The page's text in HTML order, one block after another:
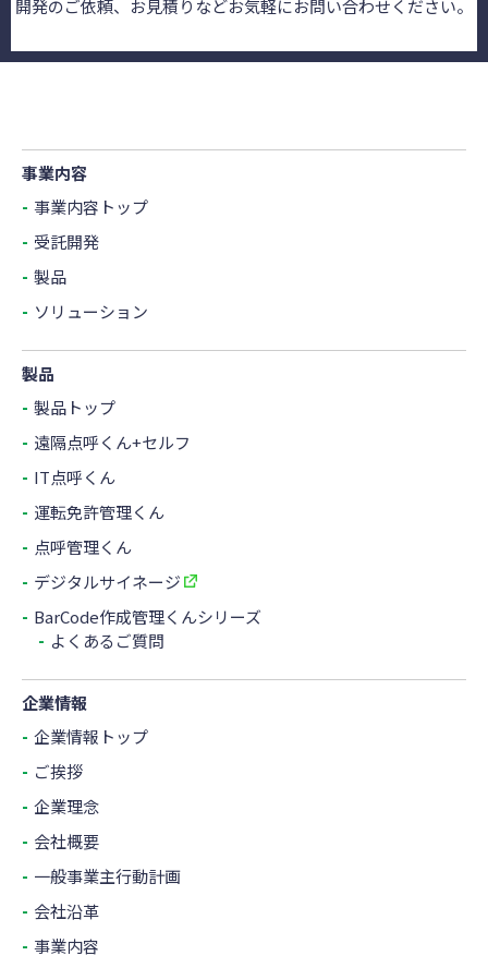
開発のご依頼、お見積りなどお気軽にお問い合わせください。
事業内容
事業内容トップ
受託開発
製品
ソリューション
製品
製品トップ
遠隔点呼くん+セルフ
IT点呼くん
運転免許管理くん
点呼管理くん
デジタルサイネージ
BarCode作成管理くんシリーズ
よくあるご質問
企業情報
企業情報トップ
ご挨拶
企業理念
会社概要
一般事業主行動計画
会社沿革
事業内容